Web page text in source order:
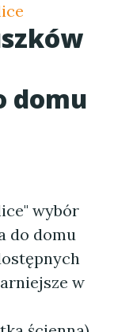
domu
wybór
do domu
w